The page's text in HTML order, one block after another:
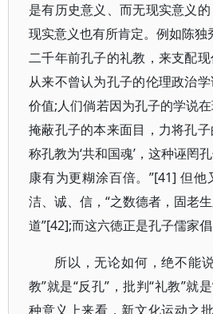
是有历史意义、而无现实意义
现实意义也有所肯定。例如陈独
二千年前孔子的礼教，来支配
从来不曾认为孔子的伦理政治
价值;人们倘若因为孔子的学说
掩蔽孔子的本来面目，力将孔
称孔教为‘共和国魂’，这种诬罔
康有为更糊涂百倍。”[41] 但他
洁、诚、信，“之数德者，固老
道”[42];而这六徳正是孔子儒家倡
所以，无论如何，绝不能
教”就是“反孔”，批判“礼教”就
种意义上来看，新文化运动之